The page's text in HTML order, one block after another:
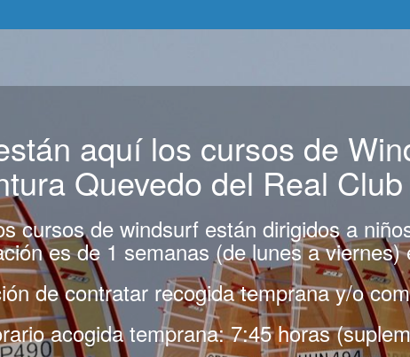
aquí los cursos de
Quevedo del Real
cursos de windsurf están dirigidos a
es de 1 semanas (de lunes a viernes)
de contratar recogida temprana y/o
acogida temprana: 7:45 horas